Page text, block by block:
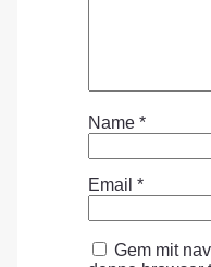
Name *
Email *
Gem mit